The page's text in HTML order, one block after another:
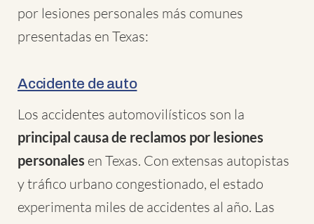
por lesiones personales más comunes
presentadas en Texas:
Accidente de auto
Los accidentes automovilísticos son la
principal causa de reclamos por lesiones
personales en Texas. Con extensas autopistas
y tráfico urbano congestionado, el estado
experimenta miles de accidentes al año. Las